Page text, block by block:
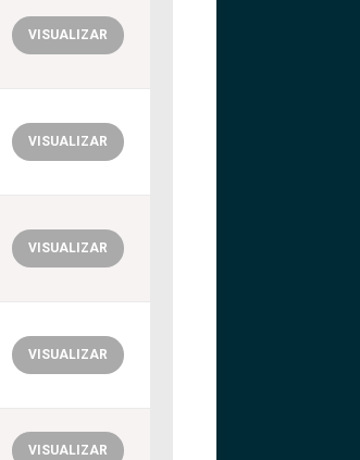
VISUALIZAR
VISUALIZAR
VISUALIZAR
VISUALIZAR
VISUALIZAR